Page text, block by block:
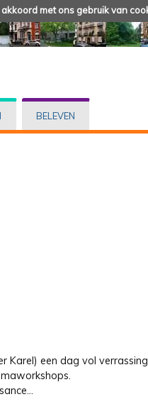
met ons gebruik van
BELEVEN
Karel) een dag vol